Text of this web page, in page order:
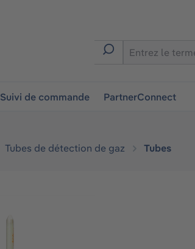
Suivi de commande PartnerConnect
Tubes de détection de gaz Tubes